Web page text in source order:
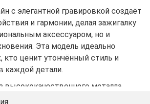
с элегантной гравировкой создаёт
и гармонии, делая зажигалку
аксессуаром, но и
Эта модель идеально
кто ценит утончённый стиль и
каждой детали.
высококачественного металла,
отличается прочностью и